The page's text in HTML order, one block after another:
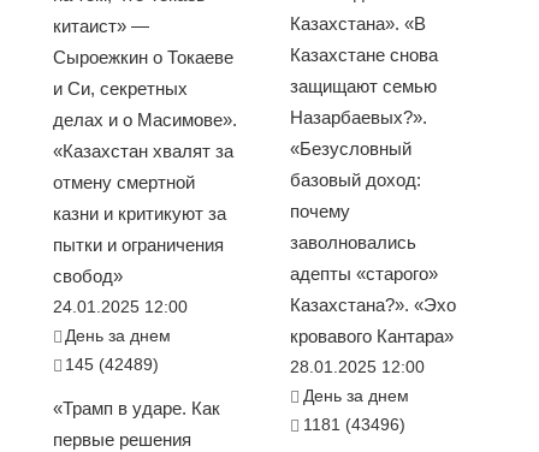
китаист» —
Сыроежкин о Токаеве
и Си, секретных
делах и о Масимове».
«Казахстан хвалят за
отмену смертной
казни и критикуют за
пытки и ограничения
свобод»
24.01.2025 12:00
День за днем
145 (42489)
«Трамп в ударе. Как
первые решения
Казахстана». «В
Казахстане снова
защищают семью
Назарбаевых?».
«Безусловный
базовый доход:
почему
заволновались
адепты «старого»
Казахстана?». «Эхо
кровавого Кантара»
28.01.2025 12:00
День за днем
1181 (43496)